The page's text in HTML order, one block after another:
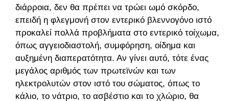
διάρροια, δεν θα πρέπει να τρώει ωμό σκόρδο,
επειδή η φλεγμονή στον εντερικό βλεννογόνο ιστό
προκαλεί πολλά προβλήματα στο εντερικό τοίχωμα,
όπως αγγειοδιαστολή, συμφόρηση, οίδημα και
αυξημένη διαπερατότητα. Αν γίνει αυτό, τότε ένας
μεγάλος αριθμός των πρωτεϊνών και των
ηλεκτρολυτών στον ιστό του σώματος, όπως το
κάλιο, το νάτριο, το ασβέστιο και το χλώριο, θα